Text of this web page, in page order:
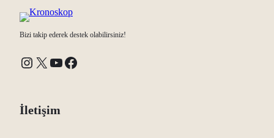
Bizi takip ederek destek olabilirsiniz!
Instagram X YouTube Facebook
İletişim